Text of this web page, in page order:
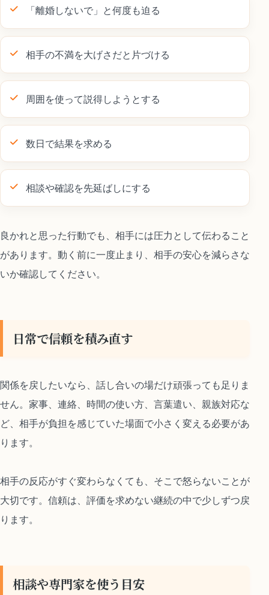
「離婚しないで」と何度も迫る
相手の不満を大げさだと片づける
周囲を使って説得しようとする
数日で結果を求める
相談や確認を先延ばしにする
良かれと思った行動でも、相手には圧力として伝わること
があります。動く前に一度止まり、相手の安心を減らさな
いか確認してください。
日常で信頼を積み直す
関係を戻したいなら、話し合いの場だけ頑張っても足りま
せん。家事、連絡、時間の使い方、言葉遣い、親族対応な
ど、相手が負担を感じていた場面で小さく変える必要があ
ります。
相手の反応がすぐ変わらなくても、そこで怒らないことが
大切です。信頼は、評価を求めない継続の中で少しずつ戻
ります。
相談や専門家を使う目安